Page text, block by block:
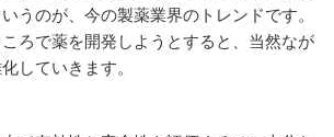
うのが、今の製薬業界のトレンドです。
ろで薬を開発しようとすると、当然なが
していきます。